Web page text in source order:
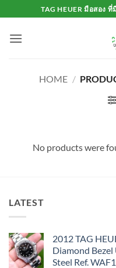
to
content
TAG HEUER มือสอง
HOME /
No products were
LATEST
2012 TAG
Diamond Bezel
Steel Ref.